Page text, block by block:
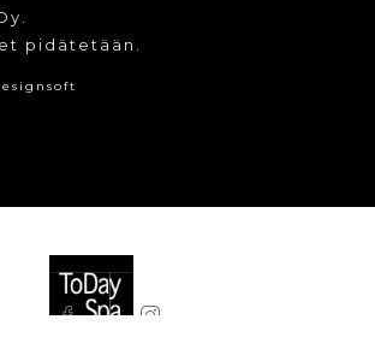
pidätetään.